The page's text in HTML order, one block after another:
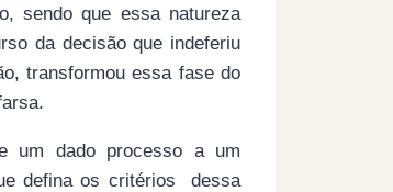
sendo que essa natureza
da decisão que indeferiu
transformou essa fase do
um dado processo a um
defina os critérios dessa